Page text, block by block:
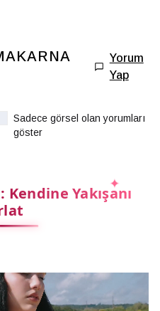
Yorum
Yap
Sadece görsel olan yorumları
göster
Yakışanı